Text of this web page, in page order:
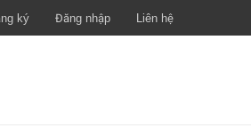
ký Đăng nhập Liên hệ